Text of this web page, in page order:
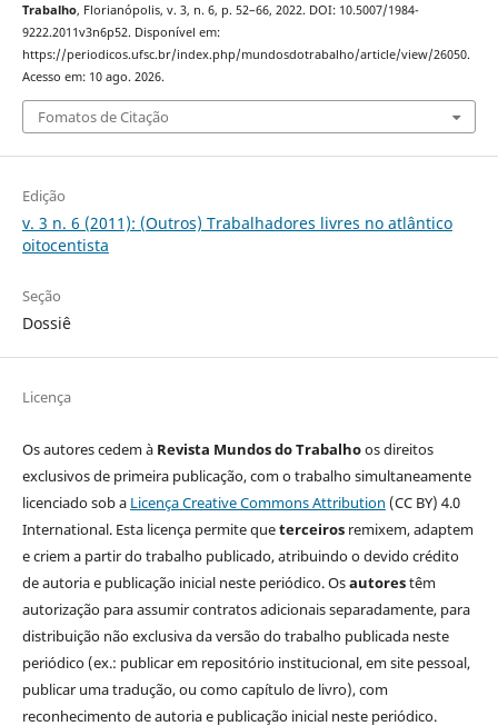
Trabalho, Florianópolis, v. 3, n. 6, p. 52–66, 2022. DOI: 10.5007/1984-
9222.2011v3n6p52. Disponível em:
https://periodicos.ufsc.br/index.php/mundosdotrabalho/article/view/26050.
Acesso em: 10 ago. 2026.
Fomatos de Citação
Edição
v. 3 n. 6 (2011): (Outros) Trabalhadores livres no atlântico
oitocentista
Seção
Dossiê
Licença
Os autores cedem à Revista Mundos do Trabalhoos direitos
exclusivos de primeira publicação, com o trabalho simultaneamente
licenciado sob a Licença Creative Commons Attribution (CC BY) 4.0
International. Esta licença permite queterceirosremixem, adaptem
e criem a partir do trabalho publicado, atribuindo o devido crédito
de autoria e publicação inicial neste periódico. Osautorestêm
autorização para assumir contratos adicionais separadamente, para
distribuição não exclusiva da versão do trabalho publicada neste
periódico (ex.: publicar em repositório institucional, em site pessoal,
publicar uma tradução, ou como capítulo de livro), com
reconhecimento de autoria e publicação inicial neste periódico.